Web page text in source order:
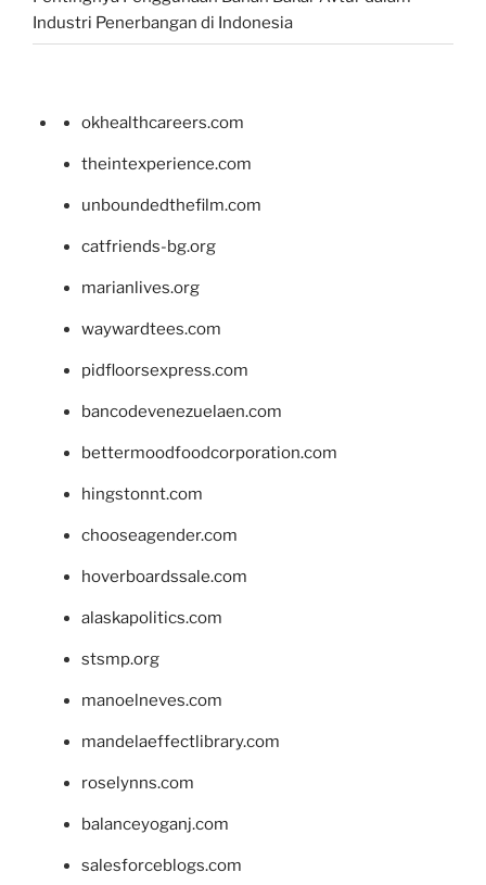
Industri Penerbangan di Indonesia
okhealthcareers.com
theintexperience.com
unboundedthefilm.com
catfriends-bg.org
marianlives.org
waywardtees.com
pidfloorsexpress.com
bancodevenezuelaen.com
bettermoodfoodcorporation.com
hingstonnt.com
chooseagender.com
hoverboardssale.com
alaskapolitics.com
stsmp.org
manoelneves.com
mandelaeffectlibrary.com
roselynns.com
balanceyoganj.com
salesforceblogs.com